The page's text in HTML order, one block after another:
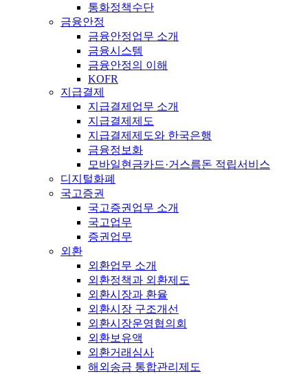
통화정책수단
금융안정
금융안정업무 소개
금융시스템
금융안정의 이해
KOFR
지급결제
지급결제업무 소개
지급결제제도
지급결제제도와 한국은행
금융정보화
모바일현금카드·거스름돈 적립서비스
디지털화폐
국고증권
국고증권업무 소개
국고업무
증권업무
외환
외환업무 소개
외환정책과 외환제도
외환시장과 환율
외환시장 구조개선
외환시장운영협의회
외환보유액
외환거래심사
해외송금 통합관리제도